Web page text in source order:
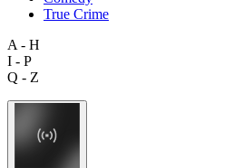
True Crime
A - H
I - P
Q - Z